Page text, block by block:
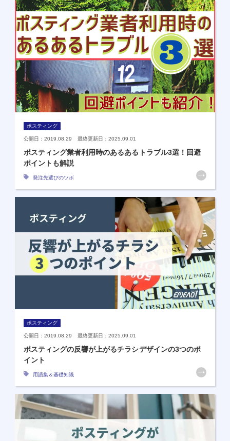
ポスティング
公開日：2019.08.29 最終更新日：2025.09.01
ポスティング業者利用時のあるあるトラブル3選！回避
ポイントも解説
発注先選びのツボ
ポスティング
公開日：2019.08.29 最終更新日：2025.09.01
ポスティングの反響が上がるチラシデザインの3つのポ
イント
用語集＆基礎知識